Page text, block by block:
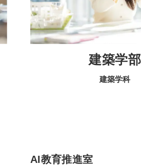
建築学部
建築学科
AI教育推進室